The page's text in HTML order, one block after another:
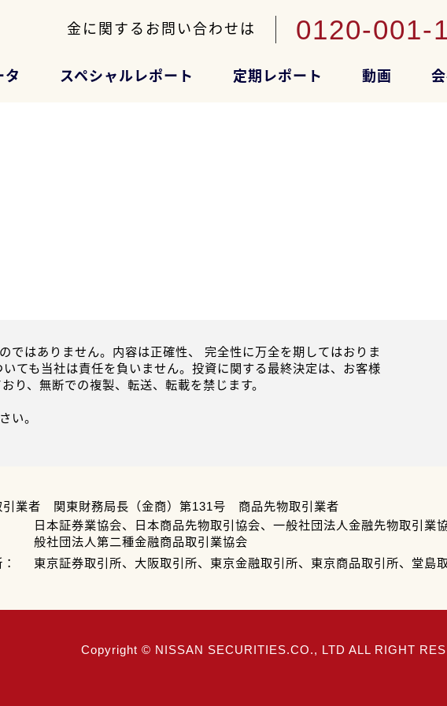
金に関するお問い合わせは 0120-001-
タ スペシャルレポート 定期レポート 動画
ではありません。内容は正確性、 完全性に万全を期してはおりま
ても当社は責任を負いません。投資に関する最終決定は、お客様
り、無断での複製、転送、転載を禁じます。
い。
引業者 関東財務局長（金商）第131号 商品先物取引業者
日本証券業協会、日本商品先物取引協会、一般社団法人金融先物取引業
般社団法人第二種金融商品取引業協会
東京証券取引所、大阪取引所、東京金融取引所、東京商品取引所、堂島
Copyright © NISSAN SECURITIES.CO., LTD ALL RIGHT